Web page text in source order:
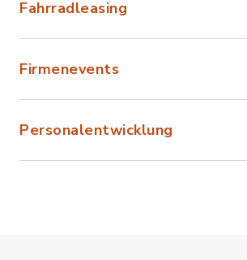
Fahrradleasing
Firmenevents
Personalentwicklung